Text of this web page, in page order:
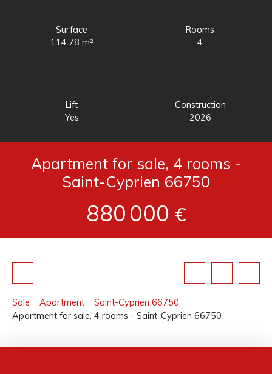
Surface
114.78 m²
Rooms
4
Lift
Yes
Construction
2026
Apartment for sale, 4 rooms -
Saint-Cyprien 66750
880 000 €
Sale Apartment
Saint-Cyprien 66750
Apartment for sale, 4 rooms - Saint-Cyprien 66750